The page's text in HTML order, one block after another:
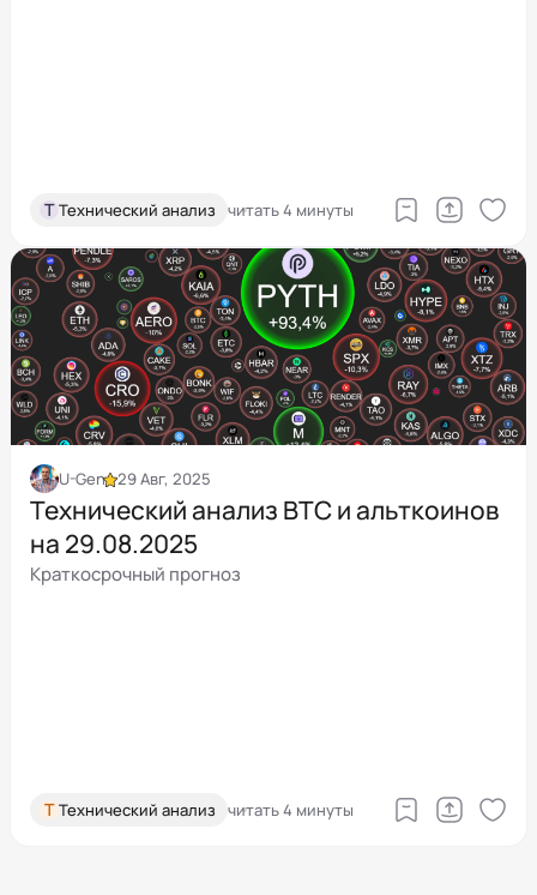
Т Технический анализ читать 4 минуты
U-Gen 29 Авг, 2025
Технический анализ BTC и альткоинов
на 29.08.2025
Краткосрочный прогноз
Т Технический анализ читать 4 минуты